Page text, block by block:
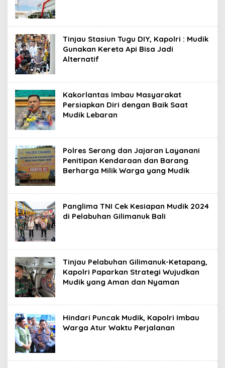
Tinjau Stasiun Tugu DIY, Kapolri : Mudik
Gunakan Kereta Api Bisa Jadi
Alternatif
Kakorlantas Imbau Masyarakat
Persiapkan Diri dengan Baik Saat
Mudik Lebaran
Polres Serang dan Jajaran Layanani
Penitipan Kendaraan dan Barang
Berharga Milik Warga yang Mudik
Panglima TNI Cek Kesiapan Mudik 2024
di Pelabuhan Gilimanuk Bali
Tinjau Pelabuhan Gilimanuk-Ketapang,
Kapolri Paparkan Strategi Wujudkan
Mudik yang Aman dan Nyaman
Hindari Puncak Mudik, Kapolri Imbau
Warga Atur Waktu Perjalanan